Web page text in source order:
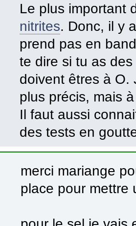
Le plus important
nitrites. Donc, il y
prend pas en
te dire si tu as
doivent êtres à
plus précis, mais
Il faut aussi
des tests en
merci mariange
place pour mettre